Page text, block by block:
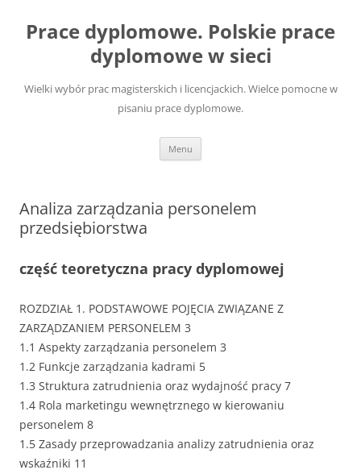
treści
Prace dyplomowe. Polskie prace
dyplomowe w sieci
Wielki wybór prac magisterskich i licencjackich. Wielce pomocne w
pisaniu prace dyplomowe.
Menu
Analiza zarządzania personelem
przedsiębiorstwa
część teoretyczna pracy dyplomowej
ROZDZIAŁ 1. PODSTAWOWE POJĘCIA ZWIĄZANE Z
ZARZĄDZANIEM PERSONELEM 3
1.1 Aspekty zarządzania personelem 3
1.2 Funkcje zarządzania kadrami 5
1.3 Struktura zatrudnienia oraz wydajność pracy 7
1.4 Rola marketingu wewnętrznego w kierowaniu
personelem 8
1.5 Zasady przeprowadzania analizy zatrudnienia oraz
wskaźniki 11